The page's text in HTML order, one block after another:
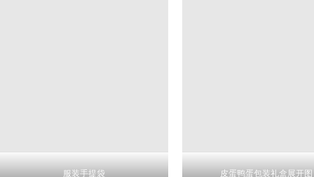
服装手提袋 皮蛋鸭蛋包装礼盒展开图